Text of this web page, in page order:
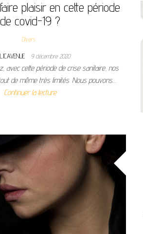
plaisir en cette période
de covid-19 ?
Divers
9 décembre 2020
avec cette période de crise sanitaire, nos
de même très limités. Nous pouvons…
Continuer la lecture